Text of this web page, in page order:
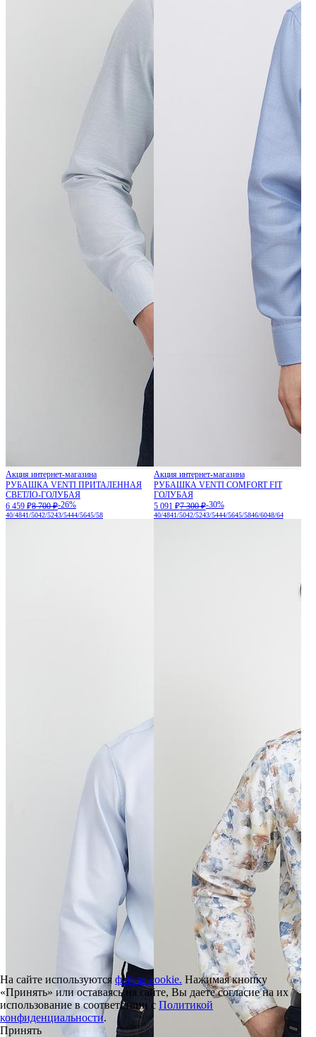
Акция интернет-магазина
РУБАШКА VENTI ПРИТАЛЕННАЯ
СВЕТЛО-ГОЛУБАЯ
6 459 ₽8 700 ₽-26%
40/4841/5042/5243/5444/5645/58
Акция интернет-магазина
РУБАШКА VENTI COMFORT FIT
ГОЛУБАЯ
5 091 ₽7 300 ₽-30%
40/4841/5042/5243/5444/5645/5846/6048/64
На сайте используютсяфайлы cookie. Нажимая кнопку
«Принять» или оставаясь на сайте, Вы даете согласие на их
использование в соответствии с Политикой
конфиденциальности.
Принять